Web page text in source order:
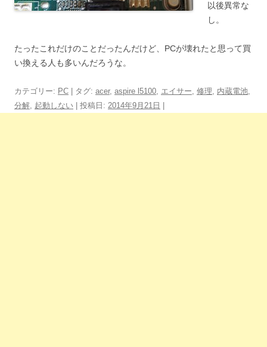
以後異常な
し。
たったこれだけのことだったんだけど、PCが壊れたと思って買
い換える人も多いんだろうな。
カテゴリー: PC | タグ: acer, aspire l5100, エイサー, 修理, 内蔵電池,
分解, 起動しない | 投稿日: 2014年9月21日